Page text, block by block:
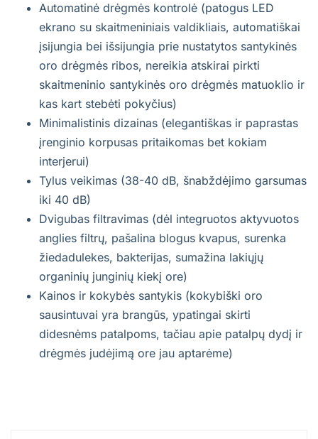
Automatinė drėgmės kontrolė (patogus LED
ekrano su skaitmeniniais valdikliais, automatiškai
įsijungia bei išsijungia prie nustatytos santykinės
oro drėgmės ribos, nereikia atskirai pirkti
skaitmeninio santykinės oro drėgmės matuoklio ir
kas kart stebėti pokyčius)
Minimalistinis dizainas (elegantiškas ir paprastas
įrenginio korpusas pritaikomas bet kokiam
interjerui)
Tylus veikimas (38-40 dB, šnabždėjimo garsumas
iki 40 dB)
Dvigubas filtravimas (dėl integruotos aktyvuotos
anglies filtrų, pašalina blogus kvapus, surenka
žiedadulekes, bakterijas, sumažina lakiųjų
organinių junginių kiekį ore)
Kainos ir kokybės santykis (kokybiški oro
sausintuvai yra brangūs, ypatingai skirti
didesnėms patalpoms, tačiau apie patalpų dydį ir
drėgmės judėjimą ore jau aptarėme)